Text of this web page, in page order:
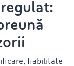
fiabilitate